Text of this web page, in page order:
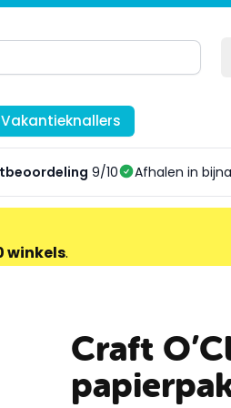
9/10 Afhalen in bijna
winkels.
Craft